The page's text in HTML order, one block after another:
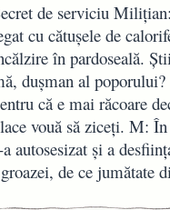
de serviciu
cu cătușele de
în pardoseală.
dușman al
că e mai răcoare
vouă să ziceți. M:
autosesizat și a
de ce jumătate